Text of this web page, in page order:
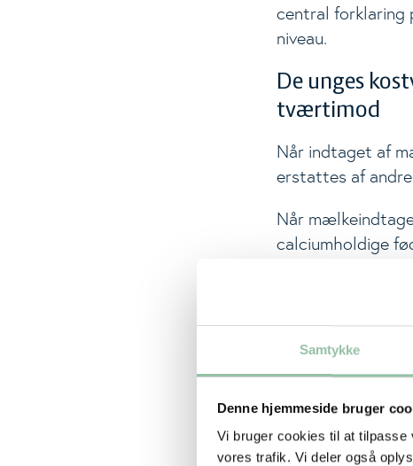
Samtykke
Denne hjemmeside bruger
Vi bruger cookies til at tilpasse
vores trafik. Vi deler også
central forklaring
niveau.
De unges
tværtimod
Når indtaget af
erstattes af
Når
calciumholdige
grøntsager,
Det betyder, at
men ofte med
protein.